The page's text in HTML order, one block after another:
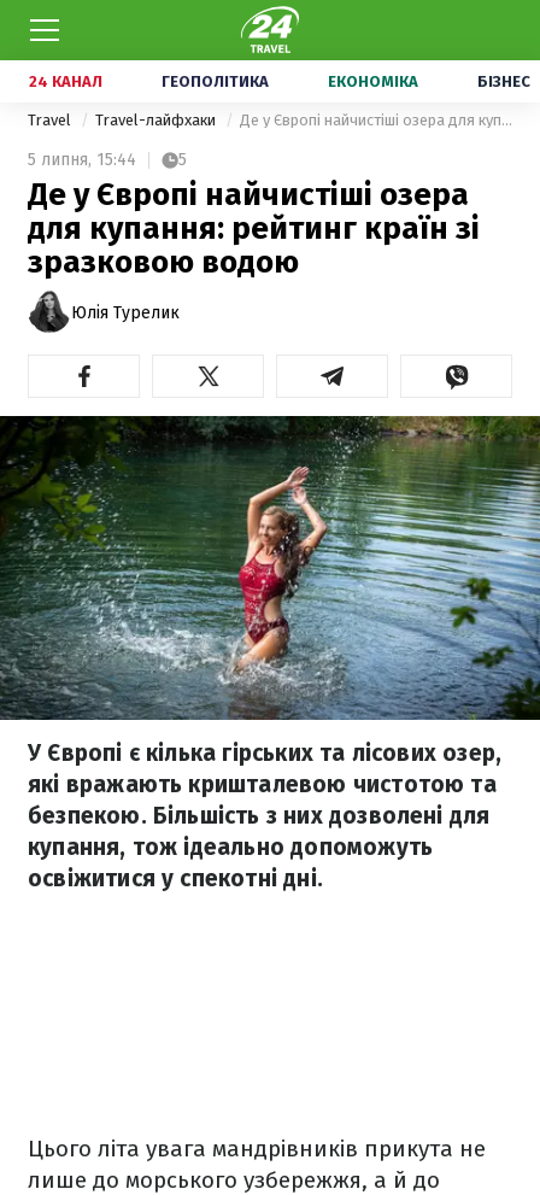
24 КАНАЛ ГЕОПОЛІТИКА ЕКОНОМІКА БІЗНЕС
Travel Travel-лайфхаки Де у Європі найчистіші озера для купання: рейтинг країн зі зразковою водою
5 липня, 15:44 5
Де у Європі найчистіші озера
для купання: рейтинг країн зі
зразковою водою
Юлія Турелик
У Європі є кілька гірських та лісових озер,
які вражають кришталевою чистотою та
безпекою. Більшість з них дозволені для
купання, тож ідеально допоможуть
освіжитися у спекотні дні.
Цього літа увага мандрівників прикута не
лише до морського узбережжя, а й до